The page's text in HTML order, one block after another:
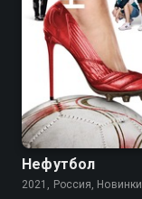
Нефутбол
2021, Россия, Новинки